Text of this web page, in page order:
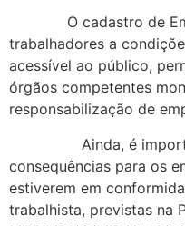
O cadastro de
trabalhadores a
acessível ao público,
órgãos competentes
responsabilização de
Ainda, é
consequências para os
estiverem em
trabalhista, previstas na